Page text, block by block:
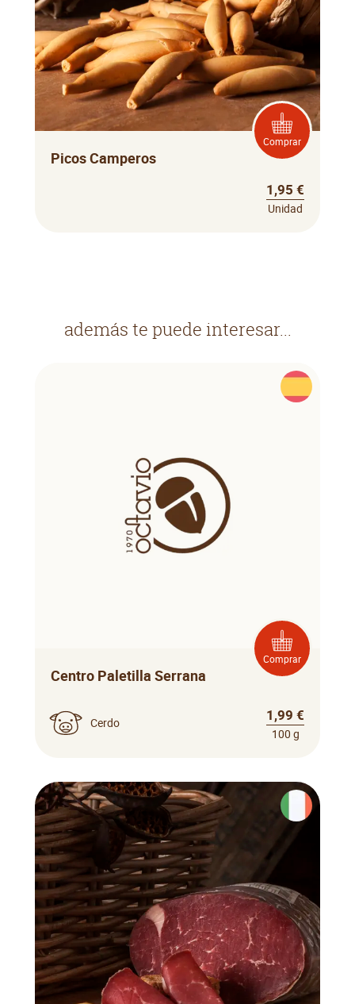
Comprar
Picos Camperos
1,95 €
Unidad
además te puede interesar...
Comprar
Centro Paletilla Serrana
Cerdo 1,99 €
100 g